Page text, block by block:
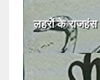
लहरों के